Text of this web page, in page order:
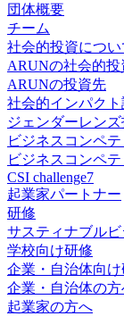
団体概要
チーム
社会的投資につい
ARUNの社会的投
ARUNの投資先
社会的インパクト
ジェンダーレンズ
ビジネスコンペ
ビジネスコンペ
CSI challenge7
起業家パートナー
研修
サスティナブル
学校向け研修
企業・自治体向け
企業・自治体の方
起業家の方へ